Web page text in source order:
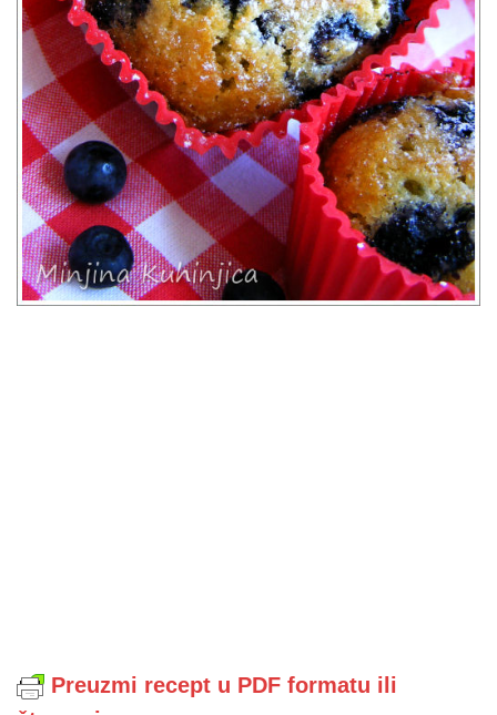
Preuzmi recept u PDF formatu ili